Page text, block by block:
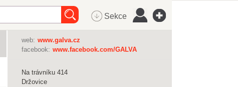
Sekce
web: www.galva.cz
facebook: www.facebook.com/GALVA
Na trávníku 414
Držovice